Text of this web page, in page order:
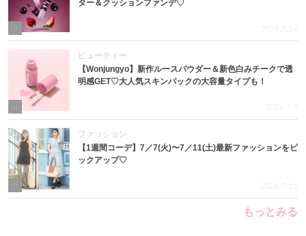
3
ター＆クッションファンデ♡
2026.7.14
4
ビューティー
【Wonjungyo】新作ルースパウダー＆新色白みチークで透
明感GET♡大人気スキンパックの大容量タイプも！
2026.7.9
ファッション
【1週間コーデ】7／7(火)〜7／11(土)最新ファッションをピ
ックアップ♡
2026.7.15
もっとみる